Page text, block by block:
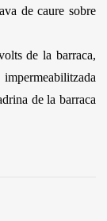
de caure sobre
de la barraca,
de la barraca